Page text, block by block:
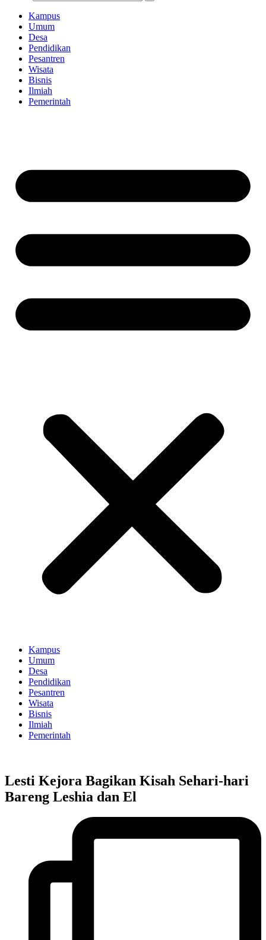
Kampus
Umum
Desa
Pendidikan
Pesantren
Wisata
Bisnis
Ilmiah
Pemerintah
Kampus
Umum
Desa
Pendidikan
Pesantren
Wisata
Bisnis
Ilmiah
Pemerintah
Lesti Kejora Bagikan Kisah Sehari-hari
Bareng Leshia dan El